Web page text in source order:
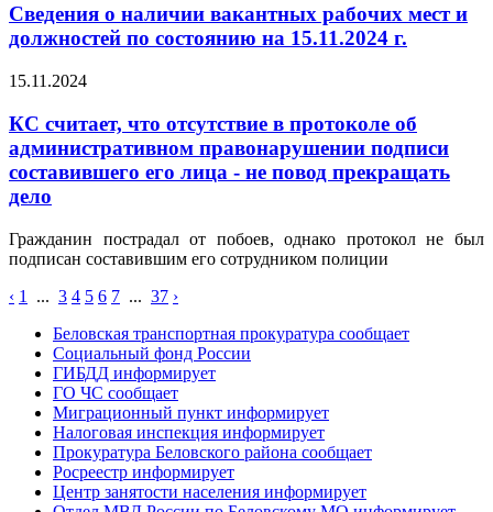
Сведения о наличии вакантных рабочих мест и
должностей по состоянию на 15.11.2024 г.
15.11.2024
КС считает, что отсутствие в протоколе об
административном правонарушении подписи
составившего его лица - не повод прекращать
дело
Гражданин пострадал от побоев, однако протокол не был
подписан составившим его сотрудником полиции
‹ 1 ... 3 4 5 6 7 ... 37 ›
Беловская транспортная прокуратура сообщает
Социальный фонд России
ГИБДД информирует
ГО ЧС сообщает
Миграционный пункт информирует
Налоговая инспекция информирует
Прокуратура Беловского района сообщает
Росреестр информирует
Центр занятости населения информирует